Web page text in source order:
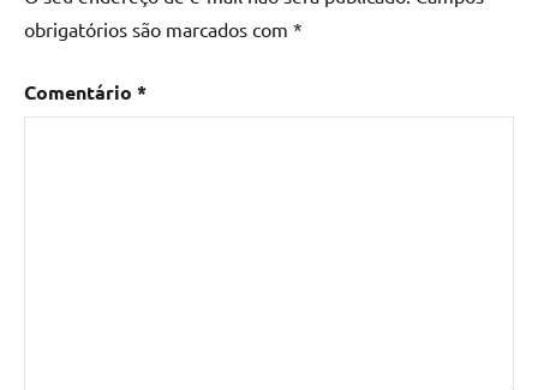
obrigatórios são marcados com *
Comentário *